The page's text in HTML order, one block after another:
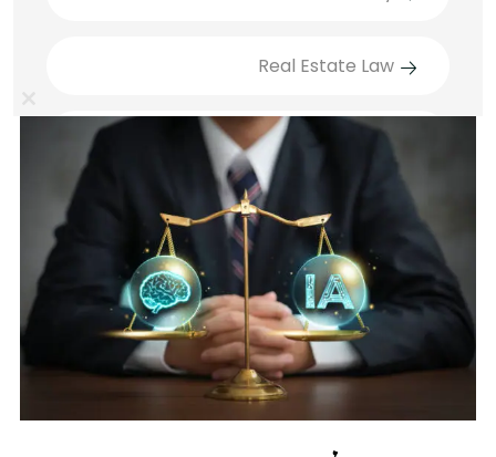
Real Estate Law
Technology Law
דיני חוזים
דיני משפחה